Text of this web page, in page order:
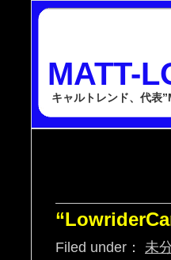
MATT-
キャルトレンド、代表
Filed under： 未